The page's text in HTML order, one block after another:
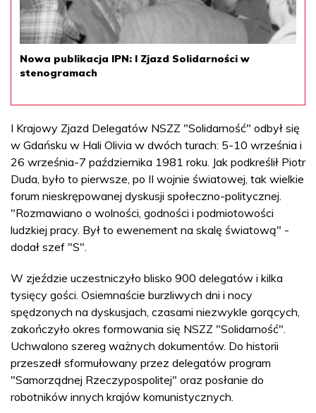
Nowa publikacja IPN: I Zjazd Solidarności w
stenogramach
I Krajowy Zjazd Delegatów NSZZ "Solidarność" odbył się
w Gdańsku w Hali Olivia w dwóch turach: 5-10 września i
26 września-7 października 1981 roku. Jak podkreślił Piotr
Duda, było to pierwsze, po II wojnie światowej, tak wielkie
forum nieskrępowanej dyskusji społeczno-politycznej.
"Rozmawiano o wolności, godności i podmiotowości
ludzkiej pracy. Był to ewenement na skalę światową" -
dodał szef "S".
W zjeździe uczestniczyło blisko 900 delegatów i kilka
tysięcy gości. Osiemnaście burzliwych dni i nocy
spędzonych na dyskusjach, czasami niezwykle gorących,
zakończyło okres formowania się NSZZ "Solidarność".
Uchwalono szereg ważnych dokumentów. Do historii
przeszedł sformułowany przez delegatów program
"Samorządnej Rzeczypospolitej" oraz posłanie do
robotników innych krajów komunistycznych.